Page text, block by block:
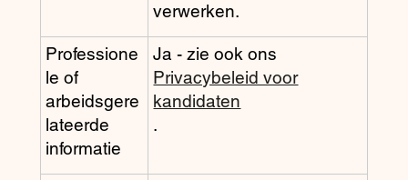
verwerken.
Professione
le of
arbeidsgere
lateerde
informatie
Ja - zie ook ons
Privacybeleid voor
kandidaten
.